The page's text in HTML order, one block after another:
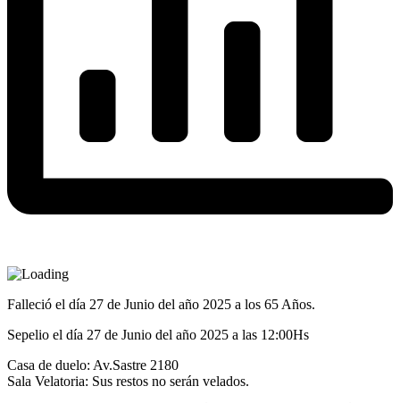
Falleció el día 27 de Junio del año 2025 a los 65 Años.
Sepelio el día 27 de Junio del año 2025 a las 12:00Hs
Casa de duelo: Av.Sastre 2180
Sala Velatoria: Sus restos no serán velados.